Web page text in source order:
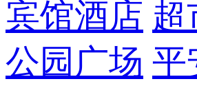
宾馆酒店 超
公园广场 平